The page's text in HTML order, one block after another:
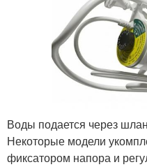
Воды подается через
Некоторые модели
фиксатором напора и